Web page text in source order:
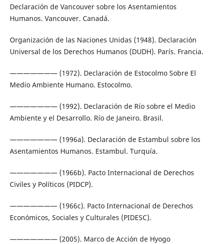
Declaración de Vancouver sobre los Asentamientos
Humanos. Vancouver. Canadá.
Organización de las Naciones Unidas (1948). Declaración
Universal de los Derechos Humanos (DUDH). París. Francia.
——————— (1972). Declaración de Estocolmo Sobre El
Medio Ambiente Humano. Estocolmo.
——————— (1992). Declaración de Río sobre el Medio
Ambiente y el Desarrollo. Río de Janeiro. Brasil.
——————— (1996a). Declaración de Estambul sobre los
Asentamientos Humanos. Estambul. Turquía.
——————— (1966b). Pacto Internacional de Derechos
Civiles y Políticos (PIDCP).
——————— (1966c). Pacto Internacional de Derechos
Económicos, Sociales y Culturales (PIDESC).
——————— (2005). Marco de Acción de Hyogo